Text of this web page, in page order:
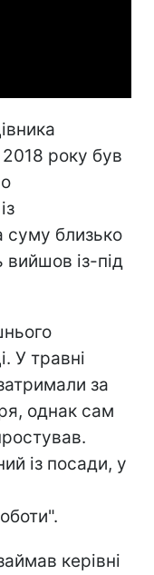
2018 року був
суму близько
із-під
У травні
за
однак сам
із посади, у
керівні